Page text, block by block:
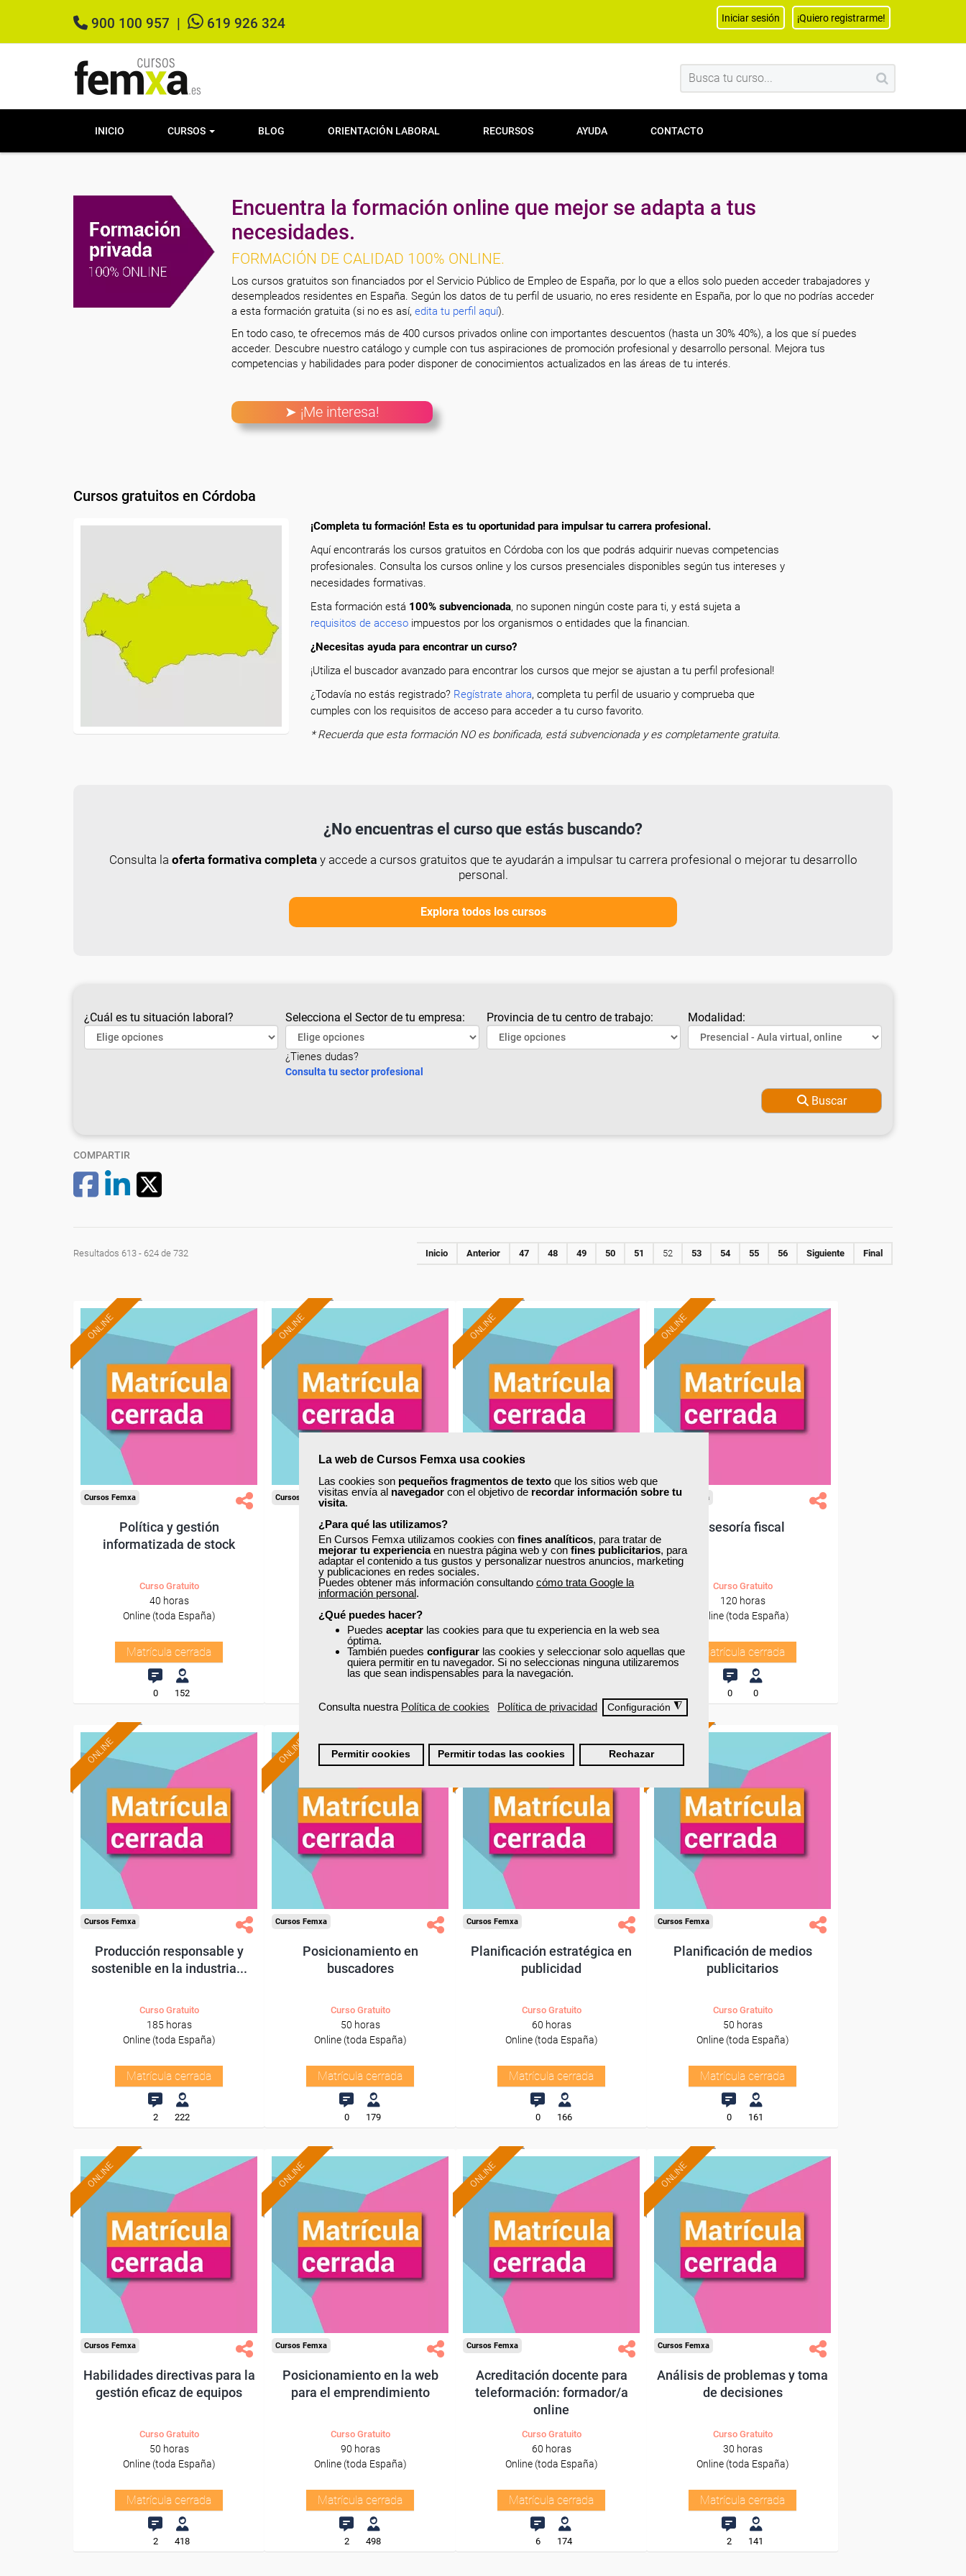
La web de Cursos Femxa usa cookies
Las cookies son pequeños fragmentos de texto que los sitios web que
visitas envía al navegador con el objetivo de recordar información sobre tu
visita.
¿Para qué las utilizamos?
En Cursos Femxa utilizamos cookies con fines analíticos, para tratar de
mejorar tu experienciaen nuestra página web y con fines publicitarios, para
adaptar el contenido a tus gustos y personalizar nuestros anuncios, marketing
y publicaciones en redes sociales.
Puedes obtener más información consultando cómo trata Google la
información personal.
¿Qué puedes hacer?
Puedes aceptar las cookies para que tu experiencia en la web sea
óptima.
También puedes configurar las cookies y seleccionar solo aquellas que
quiera permitir en tu navegador. Si no seleccionas ninguna utilizaremos
las que sean indispensables para la navegación.
Consulta nuestra Política de cookies Política de privacidad Configuración ◮
Permitir cookies Permitir todas las cookies Rechazar
900 100 957 619 926 324 Iniciar sesión ¡Quiero registrarme!
INICIO CURSOS BLOG ORIENTACIÓN LABORAL RECURSOS AYUDA CONTACTO
Encuentra la formación online que mejor se adapta a tus
necesidades.
FORMACIÓN DE CALIDAD 100% ONLINE.
Los cursos gratuitos son financiados por el Servicio Público de Empleo de España, por lo que a ellos solo pueden acceder trabajadores y
desempleados residentes en España. Según los datos de tu perfil de usuario, no eres residente en España, por lo que no podrías acceder
a esta formación gratuita (si no es así, edita tu perfil aquí).
En todo caso, te ofrecemos más de 400 cursos privados online con importantes descuentos (hasta un 30% 40%), a los que sí puedes
acceder. Descubre nuestro catálogo y cumple con tus aspiraciones de promoción profesional y desarrollo personal. Mejora tus
competencias y habilidades para poder disponer de conocimientos actualizados en las áreas de tu interés.
➤ ¡Me interesa!
Cursos gratuitos en Córdoba
¡Completa tu formación! Esta es tu oportunidad para impulsar tu carrera profesional.
Aquí encontrarás los cursos gratuitos en Córdoba con los que podrás adquirir nuevas competencias
profesionales. Consulta los cursos online y los cursos presenciales disponibles según tus intereses y
necesidades formativas.
Esta formación está 100% subvencionada, no suponen ningún coste para ti, y está sujeta a
requisitos de acceso impuestos por los organismos o entidades que la financian.
¿Necesitas ayuda para encontrar un curso?
¡Utiliza el buscador avanzado para encontrar los cursos que mejor se ajustan a tu perfil profesional!
¿Todavía no estás registrado? Regístrate ahora, completa tu perfil de usuario y comprueba que
cumples con los requisitos de acceso para acceder a tu curso favorito.
* Recuerda que esta formación NO es bonificada, está subvencionada y es completamente gratuita.
¿No encuentras el curso que estás buscando?
Consulta la oferta formativa completay accede a cursos gratuitos que te ayudarán a impulsar tu carrera profesional o mejorar tu desarrollo
personal.
Explora todos los cursos
¿Cuál es tu situación laboral? Selecciona el Sector de tu empresa:
¿Tienes dudas?
Consulta tu sector profesional
Provincia de tu centro de trabajo: Modalidad:
Buscar
COMPARTIR
Resultados 613 - 624 de 732 Inicio Anterior 47 48 49 50 51 52 53 54 55 56 Siguiente Final
ONLINE
Cursos Femxa
Política y gestión
informatizada de stock
Curso Gratuito
40 horas
Online (toda España)
Matrícula cerrada
0 152
ONLINE
Cursos Femxa
Gestión de residuos
Curso Gratuito
75 horas
Online (toda España)
Matrícula cerrada
ONLINE
Cursos Femxa
industria agroalimentaria
Curso Gratuito
Matrícula cerrada
ONLINE
Cursos Femxa
Asesoría fiscal
Curso Gratuito
120 horas
Online (toda España)
Matrícula cerrada
0 0
ONLINE
Cursos Femxa
Producción responsable y
sostenible en la industria...
Curso Gratuito
185 horas
Online (toda España)
Matrícula cerrada
2 222
ONLINE
Cursos Femxa
Posicionamiento en
buscadores
Curso Gratuito
50 horas
Online (toda España)
Matrícula cerrada
0 179
ONLINE
Cursos Femxa
Planificación estratégica en
publicidad
Curso Gratuito
60 horas
Online (toda España)
Matrícula cerrada
0 166
ONLINE
Cursos Femxa
Planificación de medios
publicitarios
Curso Gratuito
50 horas
Online (toda España)
Matrícula cerrada
0 161
ONLINE
Cursos Femxa
Habilidades directivas para la
gestión eficaz de equipos
Curso Gratuito
50 horas
Online (toda España)
Matrícula cerrada
2 418
ONLINE
Cursos Femxa
Posicionamiento en la web
para el emprendimiento
Curso Gratuito
90 horas
Online (toda España)
Matrícula cerrada
2 498
ONLINE
Cursos Femxa
Acreditación docente para
teleformación: formador/a
online
Curso Gratuito
60 horas
Online (toda España)
Matrícula cerrada
6 174
ONLINE
Cursos Femxa
Análisis de problemas y toma
de decisiones
Curso Gratuito
30 horas
Online (toda España)
Matrícula cerrada
2 141